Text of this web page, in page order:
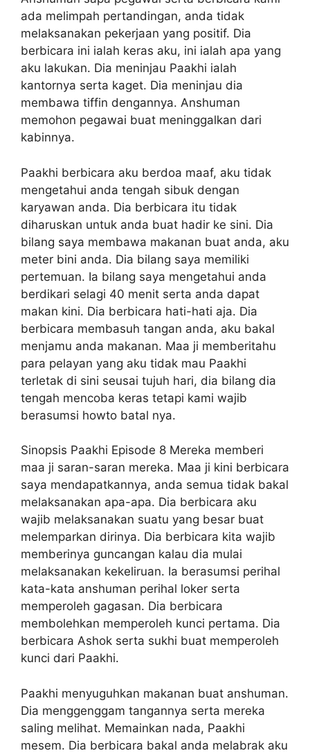
ada melimpah pertandingan, anda tidak
melaksanakan pekerjaan yang positif. Dia
berbicara ini ialah keras aku, ini ialah apa yang
aku lakukan. Dia meninjau Paakhi ialah
kantornya serta kaget. Dia meninjau dia
membawa tiffin dengannya. Anshuman
memohon pegawai buat meninggalkan dari
kabinnya.
Paakhi berbicara aku berdoa maaf, aku tidak
mengetahui anda tengah sibuk dengan
karyawan anda. Dia berbicara itu tidak
diharuskan untuk anda buat hadir ke sini. Dia
bilang saya membawa makanan buat anda, aku
meter bini anda. Dia bilang saya memiliki
pertemuan. Ia bilang saya mengetahui anda
berdikari selagi 40 menit serta anda dapat
makan kini. Dia berbicara hati-hati aja. Dia
berbicara membasuh tangan anda, aku bakal
menjamu anda makanan. Maa ji memberitahu
para pelayan yang aku tidak mau Paakhi
terletak di sini seusai tujuh hari, dia bilang dia
tengah mencoba keras tetapi kami wajib
berasumsi howto batal nya.
Sinopsis Paakhi Episode 8 Mereka memberi
maa ji saran-saran mereka. Maa ji kini berbicara
saya mendapatkannya, anda semua tidak bakal
melaksanakan apa-apa. Dia berbicara aku
wajib melaksanakan suatu yang besar buat
melemparkan dirinya. Dia berbicara kita wajib
memberinya guncangan kalau dia mulai
melaksanakan kekeliruan. Ia berasumsi perihal
kata-kata anshuman perihal loker serta
memperoleh gagasan. Dia berbicara
membolehkan memperoleh kunci pertama. Dia
berbicara Ashok serta sukhi buat memperoleh
kunci dari Paakhi.
Paakhi menyuguhkan makanan buat anshuman.
Dia menggenggam tangannya serta mereka
saling melihat. Memainkan nada, Paakhi
mesem. Dia berbicara bakal anda melabrak aku